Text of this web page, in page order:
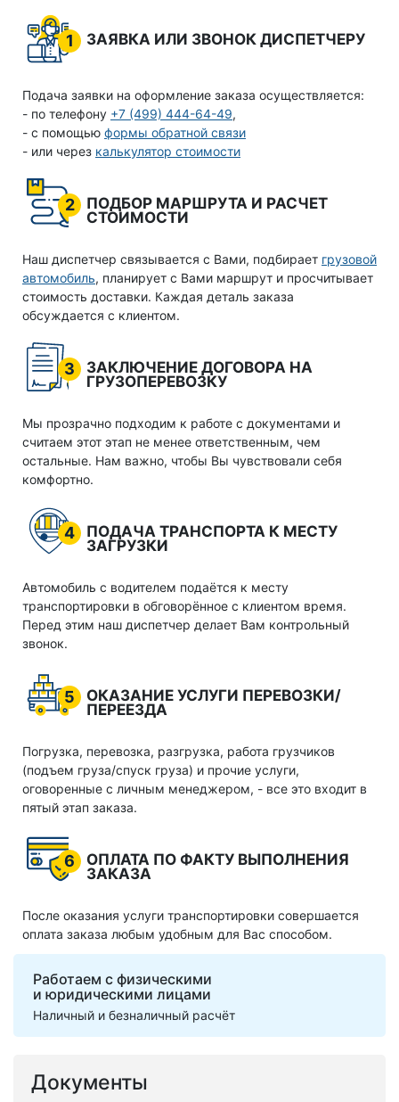
1 ЗАЯВКА ИЛИ ЗВОНОК ДИСПЕТЧЕРУ
Подача заявки на оформление заказа осуществляется:
- по телефону +7 (499) 444-64-49,
- с помощью формы обратной связи
- или через калькулятор стоимости
2
ПОДБОР МАРШРУТА И РАСЧЕТ
СТОИМОСТИ
Наш диспетчер связывается с Вами, подбирает грузовой
автомобиль, планирует с Вами маршрут и просчитывает
стоимость доставки. Каждая деталь заказа
обсуждается с клиентом.
3
ЗАКЛЮЧЕНИЕ ДОГОВОРА НА
ГРУЗОПЕРЕВОЗКУ
Мы прозрачно подходим к работе с документами и
считаем этот этап не менее ответственным, чем
остальные. Нам важно, чтобы Вы чувствовали себя
комфортно.
4
ПОДАЧА ТРАНСПОРТА К МЕСТУ
ЗАГРУЗКИ
Автомобиль с водителем подаётся к месту
транспортировки в обговорённое с клиентом время.
Перед этим наш диспетчер делает Вам контрольный
звонок.
5
ОКАЗАНИЕ УСЛУГИ ПЕРЕВОЗКИ/
ПЕРЕЕЗДА
Погрузка, перевозка, разгрузка, работа грузчиков
(подъем груза/спуск груза) и прочие услуги,
оговоренные с личным менеджером, - все это входит в
пятый этап заказа.
6
ОПЛАТА ПО ФАКТУ ВЫПОЛНЕНИЯ
ЗАКАЗА
После оказания услуги транспортировки совершается
оплата заказа любым удобным для Вас способом.
Работаем с физическими
и юридическими лицами
Наличный и безналичный расчёт
Документы